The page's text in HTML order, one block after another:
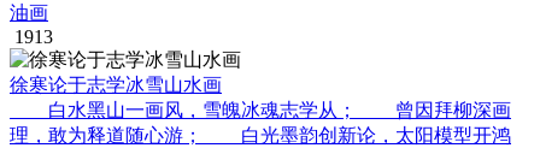
油画
1913
徐寒论于志学冰雪山水画
白水黑山一画风，雪魄冰魂志学从； 曾因拜柳深画
理，敢为释道随心游； 白光墨韵创新论，太阳模型开鸿